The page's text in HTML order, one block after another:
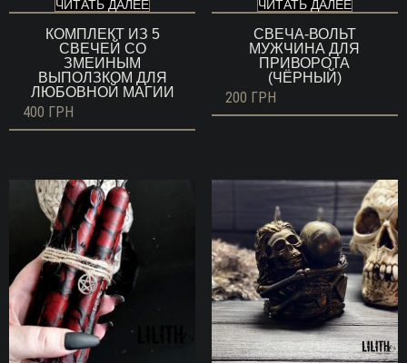
ЧИТАТЬ ДАЛЕЕ
КОМПЛЕКТ ИЗ 5
СВЕЧЕЙ СО
ЗМЕИНЫМ
ВЫПОЛЗКОМ ДЛЯ
ЛЮБОВНОЙ МАГИИ
400 ГРН
ЧИТАТЬ ДАЛЕЕ
СВЕЧА-ВОЛЬТ
МУЖЧИНА ДЛЯ
ПРИВОРОТА
(ЧЁРНЫЙ)
200 ГРН